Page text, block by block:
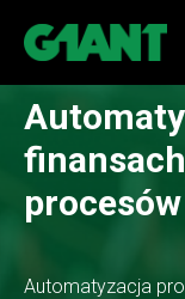
Automatyzacja